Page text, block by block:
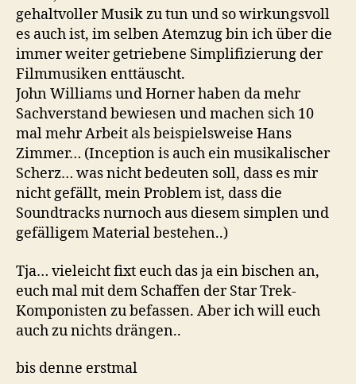
gehaltvoller Musik zu tun und so wirkungsvoll
es auch ist, im selben Atemzug bin ich über die
immer weiter getriebene Simplifizierung der
Filmmusiken enttäuscht.
John Williams und Horner haben da mehr
Sachverstand bewiesen und machen sich 10
mal mehr Arbeit als beispielsweise Hans
Zimmer… (Inception is auch ein musikalischer
Scherz… was nicht bedeuten soll, dass es mir
nicht gefällt, mein Problem ist, dass die
Soundtracks nurnoch aus diesem simplen und
gefälligem Material bestehen..)
Tja… vieleicht fixt euch das ja ein bischen an,
euch mal mit dem Schaffen der Star Trek-
Komponisten zu befassen. Aber ich will euch
auch zu nichts drängen..
bis denne erstmal